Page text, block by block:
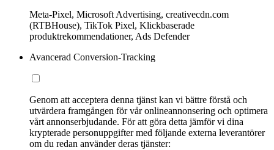
Meta-Pixel, Microsoft Advertising, creativecdn.com
(RTBHouse), TikTok Pixel, Klickbaserade
produktrekommendationer, Ads Defender
Avancerad Conversion-Tracking
Genom att acceptera denna tjänst kan vi bättre förstå och
utvärdera framgången för vår onlineannonsering och optimera
vårt annonserbjudande. För att göra detta jämför vi dina
krypterade personuppgifter med följande externa leverantörer
om du redan använder deras tjänster: